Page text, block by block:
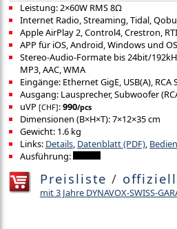
Leistung: 2×60W RMS 8Ω
Internet Radio, Streaming, Tidal,
Apple AirPlay 2, Control4, Crestron,
APP für iOS, Android, Windows und
Stereo-Audio-Formate bis 24bit/
MP3, AAC, WMA
Eingänge: Ethernet GigE, USB(A),
Ausgang: Lausprecher, Subwoofer
uVP [CHF]:990/pcs
Dimensionen (B×H×T): 7×12×35 cm
Gewicht: 1.6 kg
Links: Details, Datenblatt (PDF),
Ausführung:
Preisliste /
mit 3 Jahre DYNAVOX-SWISS-